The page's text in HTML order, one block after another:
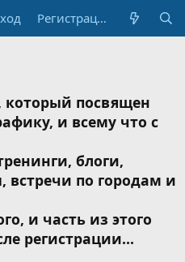
Регистрация
который посвящен
и всему что с
блоги,
встречи по городам и
и часть из этого
регистрации...